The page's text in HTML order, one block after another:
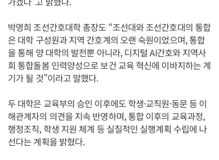
박명희 조선간호대학 총장도 “조선대와 조선간호대의 통합
은 대학 구성원과 지역 간호계의 오랜 숙원이었으며, 통합
을 통해 양 대학의 발전뿐 아니라, 디지털 AI간호와 지역사
회 통합돌봄 인력양성으로 보건 교육 혁신에 이바지하는 계
기가 될 것”이라고 말했다.
두 대학은 교육부의 승인 이후에도 학생·교직원·동문 등 이
해관계자의 의견을 지속 반영하며, 통합 이후의 교육과정,
행정조직, 학생 지원 체계 등 실질적인 실행계획 수립에 나
선다는 계획을 밝혔다.